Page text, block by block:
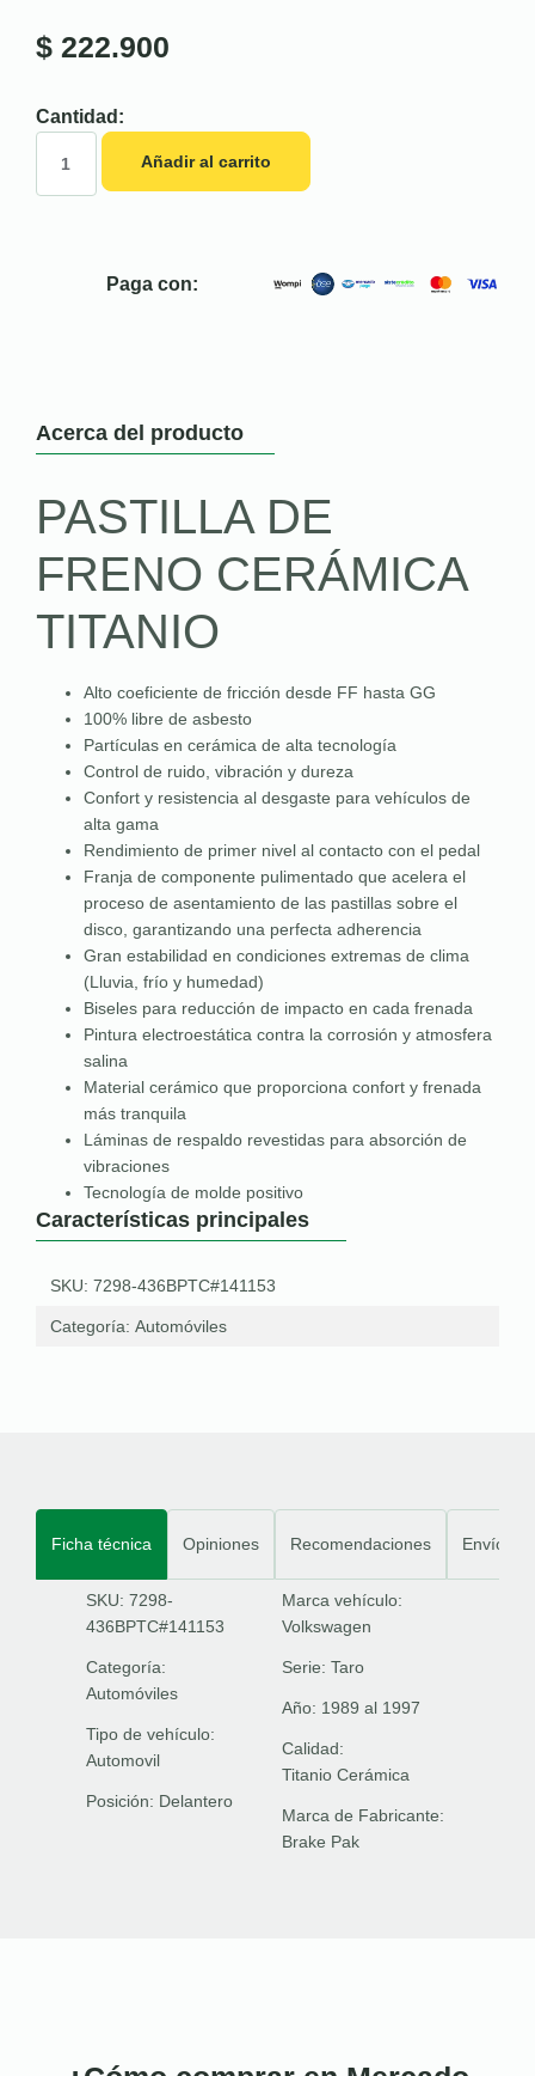
$ 222.900
Cantidad:
Añadir al carrito
Paga con:
Acerca del producto
PASTILLA DE
FRENO CERÁMICA
TITANIO
Alto coeficiente de fricción desde FF hasta GG
100% libre de asbesto
Partículas en cerámica de alta tecnología
Control de ruido, vibración y dureza
Confort y resistencia al desgaste para vehículos de
alta gama
Rendimiento de primer nivel al contacto con el pedal
Franja de componente pulimentado que acelera el
proceso de asentamiento de las pastillas sobre el
disco, garantizando una perfecta adherencia
Gran estabilidad en condiciones extremas de clima
(Lluvia, frío y humedad)
Biseles para reducción de impacto en cada frenada
Pintura electroestática contra la corrosión y atmosfera
salina
Material cerámico que proporciona confort y frenada
más tranquila
Láminas de respaldo revestidas para absorción de
vibraciones
Tecnología de molde positivo
Características principales
SKU: 7298-436BPTC#141153
Categoría: Automóviles
Ficha técnica Opiniones Recomendaciones Envíos
SKU: 7298-
436BPTC#141153
Categoría:
Automóviles
Tipo de vehículo:
Automovil
Posición: Delantero
Marca vehículo:
Volkswagen
Serie: Taro
Año: 1989 al 1997
Calidad:
Titanio Cerámica
Marca de Fabricante:
Brake Pak